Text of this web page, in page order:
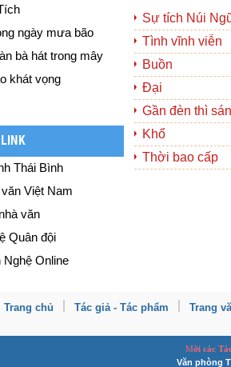
ngày mưa bão
bà hát trong mây
khát vọng
LINK
Thái Bình
Việt Nam
văn
Quân đội
Nghệ Online
Sự tích Núi
Tình vĩnh viễn
Buồn
Đại
Gần đèn thì
Khổ
Thời bao cấp
Trang chủ Tác giả - Tác phẩm Trang
Mời các
Văn phòng